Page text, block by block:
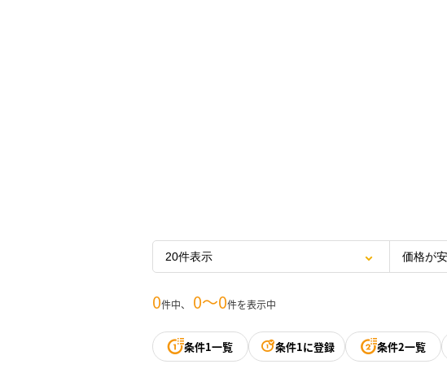
0件中、 0〜0件を表示中
条件1一覧 条件1に登録 条件2一覧